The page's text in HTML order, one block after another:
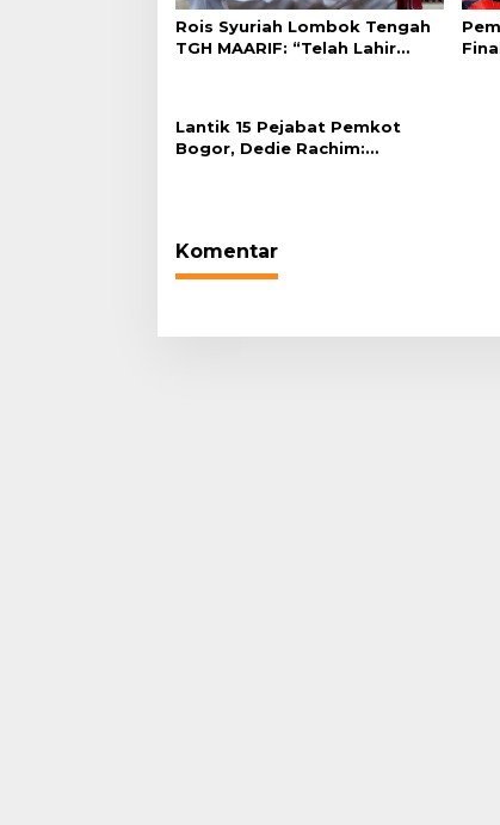
Rois Syuriah Lombok Tengah
TGH MAARIF: “Telah Lahir
Lantik 15 Pejabat Pemkot
Bogor, Dedie Rachim:
Komentar